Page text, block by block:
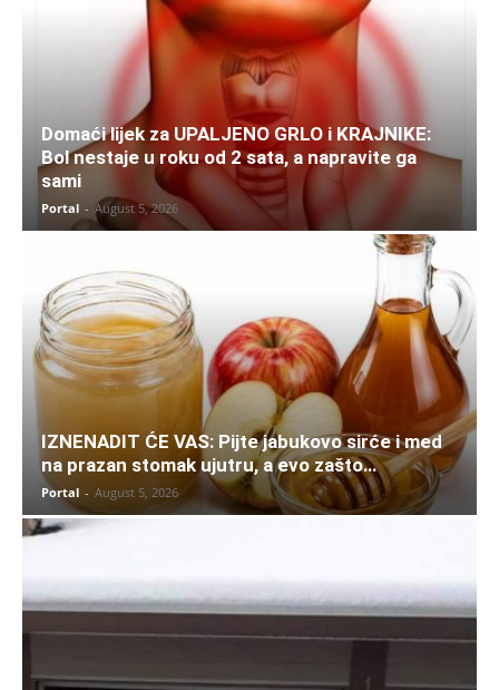
Domaći lijek za UPALJENO GRLO i KRAJNIKE:
Bol nestaje u roku od 2 sata, a napravite ga
sami
Portal - August 5, 2026
IZNENADIT ĆE VAS: Pijte jabukovo sirće i med
na prazan stomak ujutru, a evo zašto…
Portal - August 5, 2026